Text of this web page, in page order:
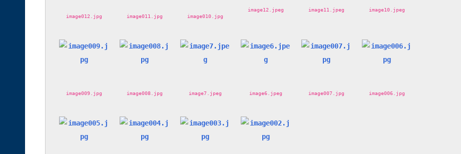
image012.jpg image011.jpg image010.jpg
image12.jpeg image11.jpeg image10.jpeg
image009.jpg image008.jpg image7.jpeg image6.jpeg image007.jpg image006.jpg